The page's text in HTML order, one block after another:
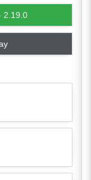
2.19.0